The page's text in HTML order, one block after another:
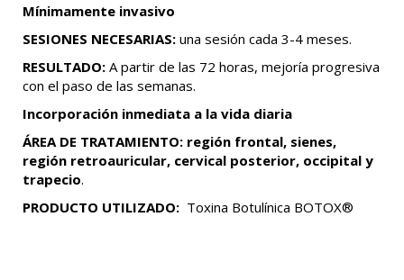
Mínimamente invasivo
SESIONES NECESARIAS: una sesión cada 3-4 meses.
RESULTADO: A partir de las 72 horas, mejoría progresiva
con el paso de las semanas.
Incorporación inmediata a la vida diaria
ÁREA DE TRATAMIENTO: región frontal, sienes,
región retroauricular, cervical posterior, occipital y
trapecio.
PRODUCTO UTILIZADO: Toxina Botulínica BOTOX®